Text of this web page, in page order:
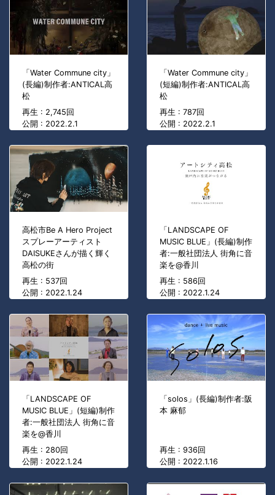
「Water Commune city」
(長編)制作者:ANTICAL高
松
再生 : 2,745回
公開 : 2022.2.1
「Water Commune city」
(短編)制作者:ANTICAL高
松
再生 : 787回
公開 : 2022.2.1
高松市Be A Hero Project
スプレーアーティスト
DAISUKEさんが描く輝く
高松の街
再生 : 537回
公開 : 2022.1.24
「LANDSCAPE OF
MUSIC BLUE」(長編)制作
者:一般社団法人 街角に音
楽を@香川
再生 : 586回
公開 : 2022.1.24
「LANDSCAPE OF
MUSIC BLUE」(短編)制作
者:一般社団法人 街角に音
楽を@香川
再生 : 280回
公開 : 2022.1.24
「solos」(長編)制作者:阪
本 麻郁
再生 : 936回
公開 : 2022.1.16